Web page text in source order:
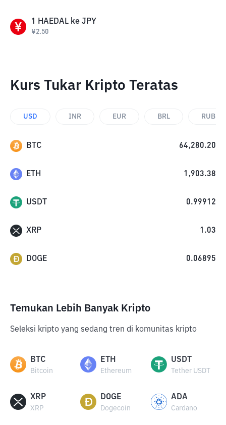
1 HAEDAL ke JPY
¥2.50
Kurs Tukar Kripto Teratas
USD INR EUR BRL RUB
BTC 64,280.20
ETH 1,903.38
USDT 0.99912
XRP 1.03
DOGE 0.06895
Temukan Lebih Banyak Kripto
Seleksi kripto yang sedang tren di komunitas kripto
BTC
Bitcoin
ETH
Ethereum
USDT
Tether USDT
XRP
XRP
DOGE
Dogecoin
ADA
Cardano